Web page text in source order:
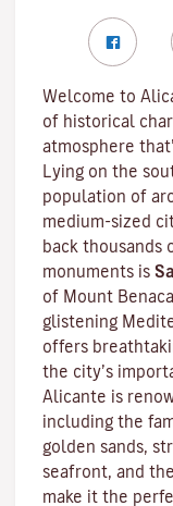
Welcome to
of historical
atmosphere
Lying on the
population of
medium-sized
back thousands
monuments is
of Mount
glistening
offers
the city’s
Alicante is
including the
golden sands,
seafront, and
make it the